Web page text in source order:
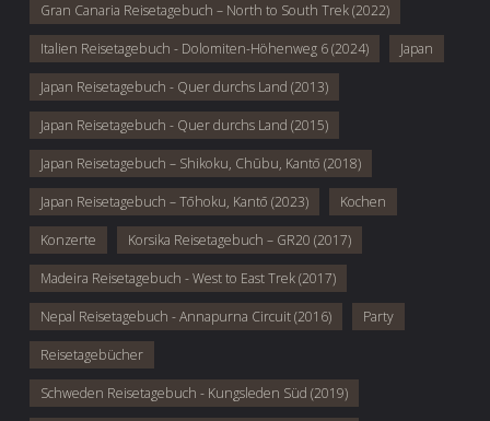
Gran Canaria Reisetagebuch – North to South Trek (2022)
Italien Reisetagebuch - Dolomiten-Höhenweg 6 (2024) Japan
Japan Reisetagebuch - Quer durchs Land (2013)
Japan Reisetagebuch - Quer durchs Land (2015)
Japan Reisetagebuch – Shikoku, Chūbu, Kantō (2018)
Japan Reisetagebuch – Tōhoku, Kantō (2023) Kochen
Konzerte Korsika Reisetagebuch – GR20 (2017)
Madeira Reisetagebuch - West to East Trek (2017)
Nepal Reisetagebuch - Annapurna Circuit (2016) Party
Reisetagebücher
Schweden Reisetagebuch - Kungsleden Süd (2019)